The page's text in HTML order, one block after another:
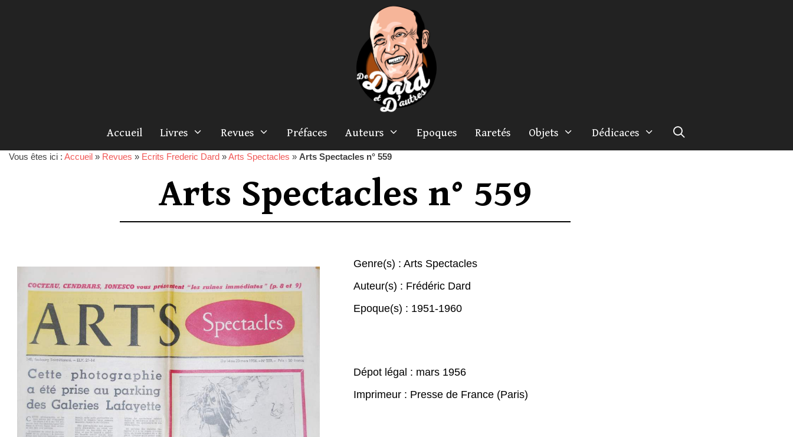
Accueil Livres Revues Préfaces Auteurs Epoques Raretés Objets Dédicaces
Vous êtes ici : Accueil » Revues » Ecrits Frederic Dard »Arts Spectacles » Arts Spectacles n° 559
Arts Spectacles n° 559
Genre(s) : Arts Spectacles
Auteur(s) : Frédéric Dard
Epoque(s) : 1951-1960
Dépot légal : mars 1956
Imprimeur : Presse de France (Paris)